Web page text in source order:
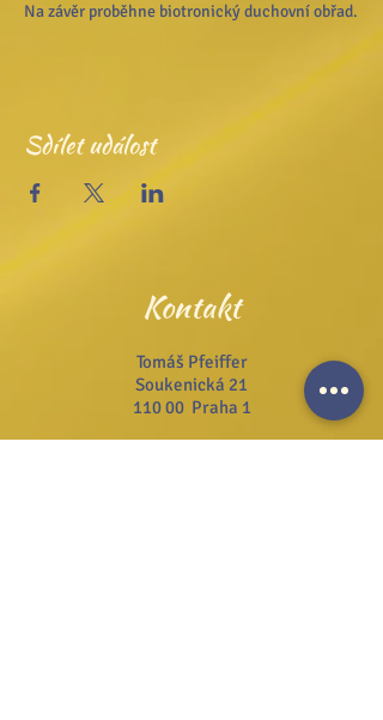
Na závěr proběhne biotronický duchovní obřad.
Sdílet událost
Kontakt
Tomáš Pfeiffer
Soukenická 21
110 00 Praha 1